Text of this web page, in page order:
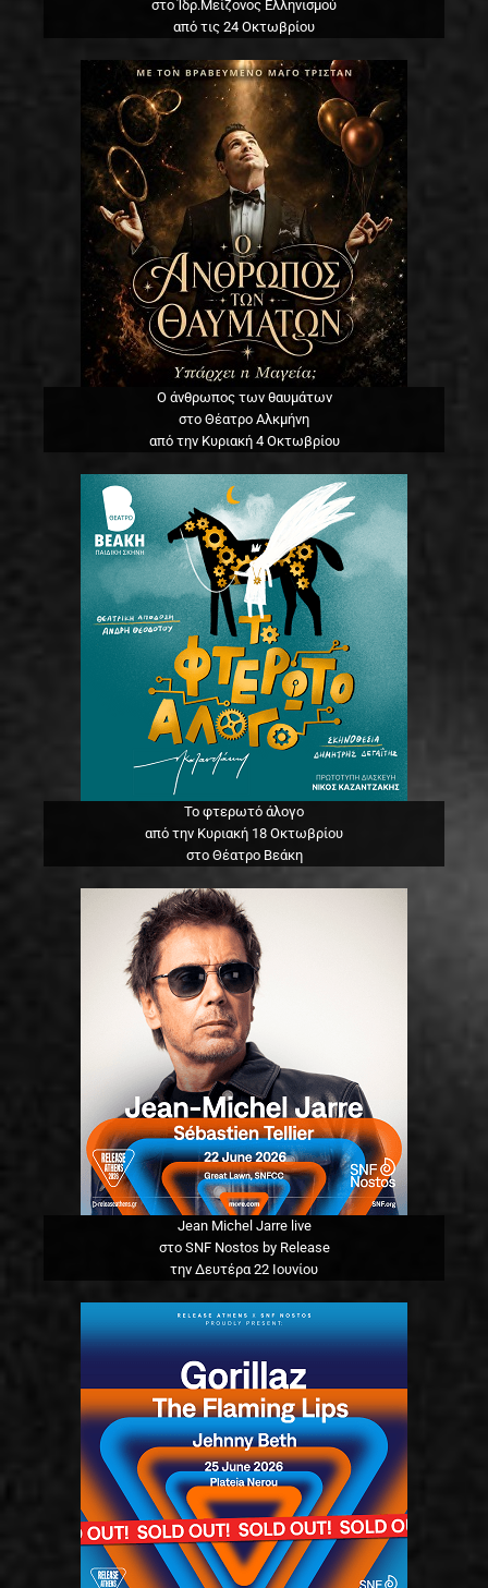
στο Ίδρ.Μείζονος Ελληνισμού
από τις 24 Οκτωβρίου
Ο άνθρωπος των θαυμάτων
στο Θέατρο Αλκμήνη
από την Κυριακή 4 Οκτωβρίου
Το φτερωτό άλογο
από την Κυριακή 18 Οκτωβρίου
στο Θέατρο Βεάκη
Jean Michel Jarre live
στο SNF Nostos by Release
την Δευτέρα 22 Ιουνίου